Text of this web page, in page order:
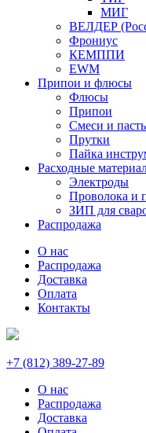
МИГ
ВЕЛДЕР
Фрониус
КЕМППИ
EWM
Припои и флюсы
Флюсы
Припои
Смеси и
Прутки
Пайка
Расходные
Электроды
Проволока и
ЗИП для
Распродажа
О нас
Распродажа
Доставка
Оплата
Контакты
+7 (812) 389-27-89
О нас
Распродажа
Доставка